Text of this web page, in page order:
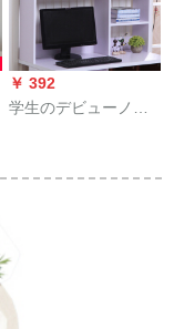
￥ 392
学生のデビューノー
ースピンプのデステ